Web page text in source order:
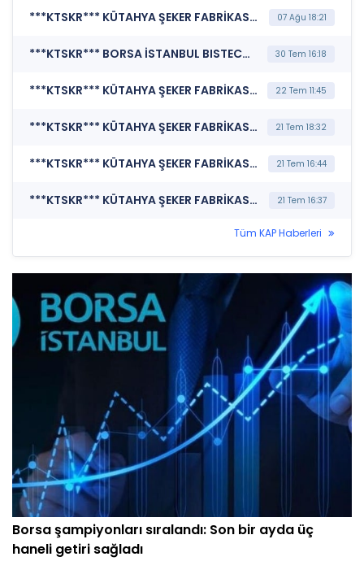
***KTSKR*** KÜTAHYA ŞEKER FABRİKASI A.Ş. (Finansal Rapor ) 07 Ağu 18:21
***KTSKR*** BORSA İSTANBUL BISTECH DEVRE KESİCİ UYGULAMASI (Pay Bazında Devre Kesici Bildirimi) 30 Tem 16:18
***KTSKR*** KÜTAHYA ŞEKER FABRİKASI A.Ş. (Esas Sözleşme) 22 Tem 11:45
***KTSKR*** KÜTAHYA ŞEKER FABRİKASI A.Ş. (Bağımsız Denetim Kuruluşunun Belirlenmesi) 21 Tem 18:32
***KTSKR*** KÜTAHYA ŞEKER FABRİKASI A.Ş. (Esas Sözleşme Tadili) 21 Tem 16:44
***KTSKR*** KÜTAHYA ŞEKER FABRİKASI A.Ş. (Kayıtlı Sermaye Tavanı İşlemlerine İlişkin Bildirim) 21 Tem 16:37
Tüm KAP Haberleri
Borsa şampiyonları sıralandı: Son bir ayda üç
haneli getiri sağladı